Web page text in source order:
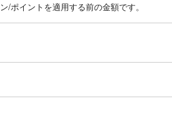
/ポイントを適用する前の金額です。